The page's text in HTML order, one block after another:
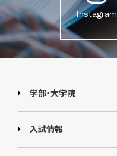
Instagram
学部・大学院
入試情報